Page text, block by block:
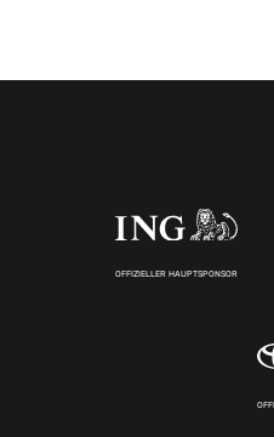
OFFIZIELLER HAUPTSPONSOR